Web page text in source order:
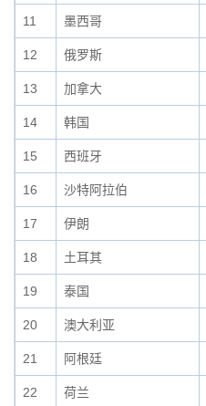
11 墨西哥
12 俄罗斯
13 加拿大
14 韩国
15 西班牙
16 沙特阿拉伯
17 伊朗
18 土耳其
19 泰国
20 澳大利亚
21 阿根廷
22 荷兰